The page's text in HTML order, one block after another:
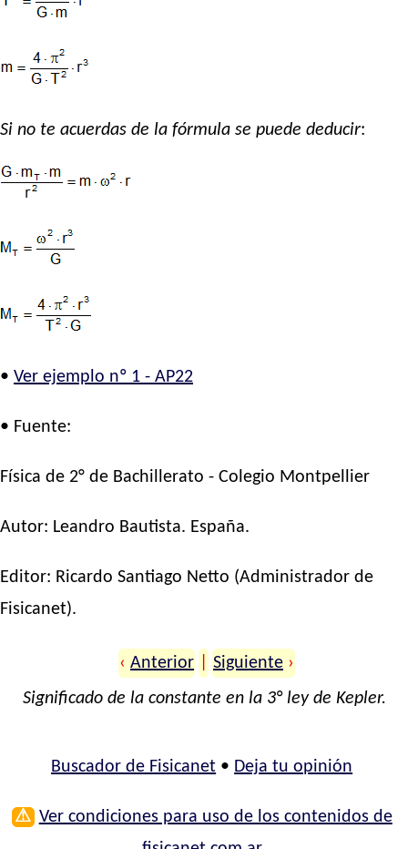
Si no te acuerdas de la fórmula se puede deducir:
• Ver ejemplo nº 1 - AP22
• Fuente:
Física de 2° de Bachillerato - Colegio Montpellier
Autor: Leandro Bautista. España.
Editor: Ricardo Santiago Netto (Administrador de
Fisicanet).
‹ Anterior Siguiente ›
Significado de la constante en la 3° ley de Kepler.
Buscador de Fisicanet • Deja tu opinión
⚠ Ver condiciones para uso de los contenidos de